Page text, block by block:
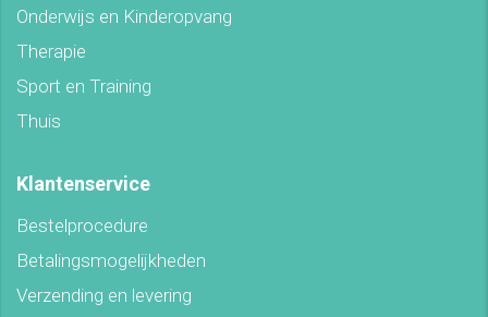
Onderwijs en Kinderopvang
Therapie
Sport en Training
Thuis
Klantenservice
Bestelprocedure
Betalingsmogelijkheden
Verzending en levering